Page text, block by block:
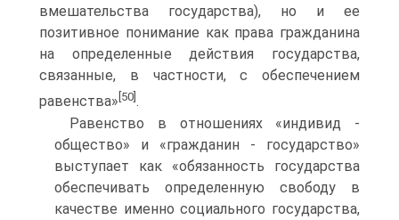
вмешательства государства), но и ее
позитивное понимание как права гражданина
на определенные действия государства,
связанные, в частности, с обеспечением
равенства» [50] .
Равенство в отношениях «индивид -
общество» и «гражданин - государство»
выступает как «обязанность государства
обеспечивать определенную свободу в
качестве именно социального государства,